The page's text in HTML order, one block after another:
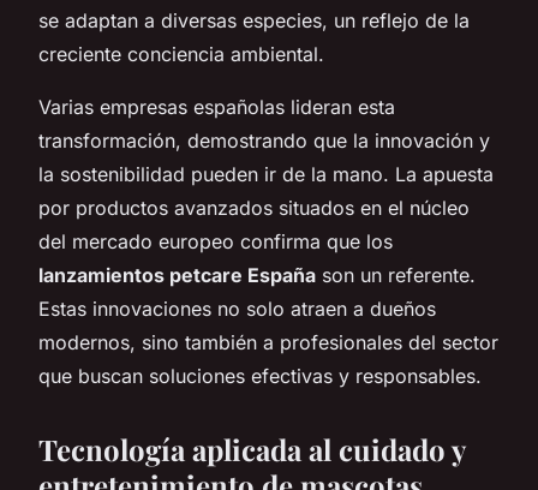
se adaptan a diversas especies, un reflejo de la
creciente conciencia ambiental.
Varias empresas españolas lideran esta
transformación, demostrando que la innovación y
la sostenibilidad pueden ir de la mano. La apuesta
por productos avanzados situados en el núcleo
del mercado europeo confirma que los
lanzamientos petcare España son un referente.
Estas innovaciones no solo atraen a dueños
modernos, sino también a profesionales del sector
que buscan soluciones efectivas y responsables.
Tecnología aplicada al cuidado y